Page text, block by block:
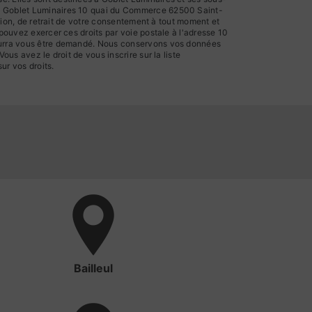
Luminaires 10 quai du Commerce 62500 Saint-
de retrait de votre consentement à tout moment et
exercer ces droits par voie postale à l'adresse 10
vous être demandé. Nous conservons vos données
avez le droit de vous inscrire sur la liste
vos droits.
Bailleul